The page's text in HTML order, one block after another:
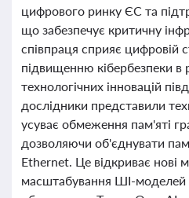
цифрового ринку ЄС та
що забезпечує критичну
співпраця сприяє цифровій
підвищенню кібербезпеки в
технологічних інновацій
дослідники представили
усуває обмеження пам'яті
дозволяючи об'єднувати
Ethernet. Це відкриває нові
масштабування ШІ-моделей